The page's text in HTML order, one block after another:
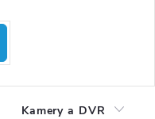
Kamery a DVR